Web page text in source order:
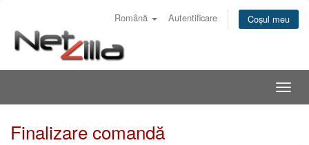
Română Autentificare Coșul meu
Finalizare comandă